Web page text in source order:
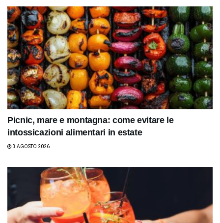
Picnic, mare e montagna: come evitare le
intossicazioni alimentari in estate
3 AGOSTO 2026